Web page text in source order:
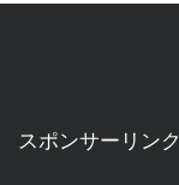
スポンサーリンク